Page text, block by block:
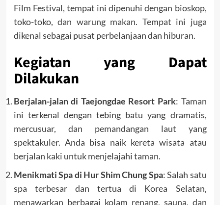
Film Festival, tempat ini dipenuhi dengan bioskop,
toko-toko, dan warung makan. Tempat ini juga
dikenal sebagai pusat perbelanjaan dan hiburan.
Kegiatan yang Dapat
Dilakukan
Berjalan-jalan di Taejongdae Resort Park: Taman
ini terkenal dengan tebing batu yang dramatis,
mercusuar, dan pemandangan laut yang
spektakuler. Anda bisa naik kereta wisata atau
berjalan kaki untuk menjelajahi taman.
Menikmati Spa di Hur Shim Chung Spa: Salah satu
spa terbesar dan tertua di Korea Selatan,
menawarkan berbagai kolam renang, sauna, dan